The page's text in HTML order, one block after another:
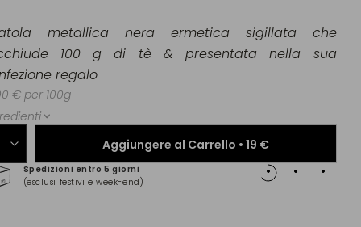
Aggiungere al Carrello • 19 €
Spedizioni entro 5 giorni
(esclusi festivi e week-end)
metallica nera ermetica sigillata che
100 g di tè & presentata nella sua
regalo
€ per 100g